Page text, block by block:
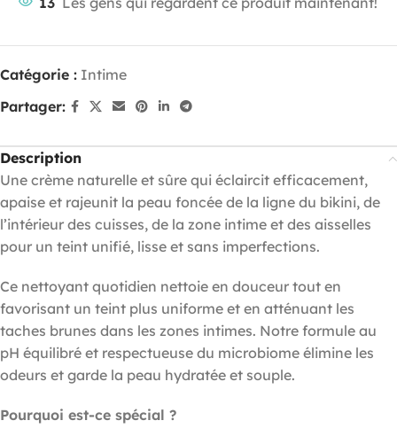
Catégorie : Intime
Partager:
Description
Une crème naturelle et sûre qui éclaircit efficacement,
apaise et rajeunit la peau foncée de la ligne du bikini, de
l’intérieur des cuisses, de la zone intime et des aisselles
pour un teint unifié, lisse et sans imperfections.
Ce nettoyant quotidien nettoie en douceur tout en
favorisant un teint plus uniforme et en atténuant les
taches brunes dans les zones intimes. Notre formule au
pH équilibré et respectueuse du microbiome élimine les
odeurs et garde la peau hydratée et souple.
Pourquoi est-ce spécial ?